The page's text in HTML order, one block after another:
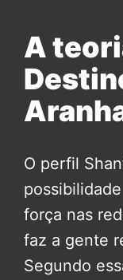
A
O perfil
força nas
faz a gente
Segundo